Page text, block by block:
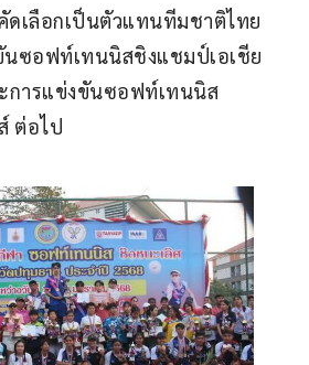
ดเลือกเป็นตัวแทนทีมชาติไทย
นซอฟท์เทนนิสชิงแชมป์เอเชีย
การแข่งขันซอฟท์เทนนิส
ต่อไป